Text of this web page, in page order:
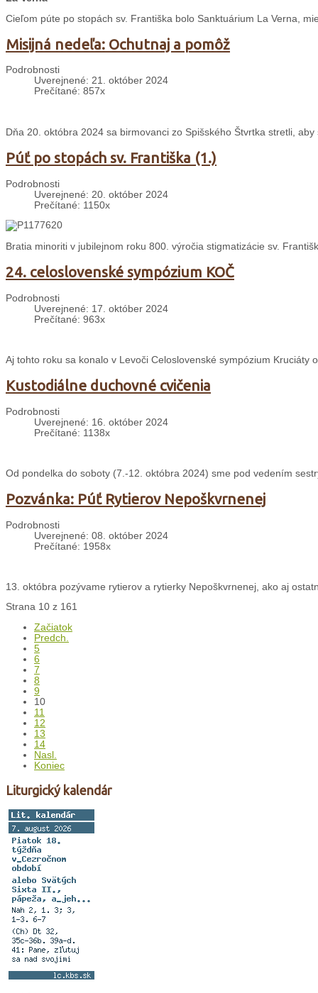
Cieľom púte po stopách sv. Františka bolo Sanktuárium La Verna,
Misijná nedeľa: Ochutnaj a pomôž
Podrobnosti
Uverejnené: 21. október 2024
Prečítané: 857x
Dňa 20. októbra 2024 sa birmovanci zo Spišského Štvrtka stretli,
Púť po stopách sv. Františka (1.)
Podrobnosti
Uverejnené: 20. október 2024
Prečítané: 1150x
Bratia minoriti v jubilejnom roku 800. výročia stigmatizácie sv.
24. celoslovenské sympózium KOČ
Podrobnosti
Uverejnené: 17. október 2024
Prečítané: 963x
Aj tohto roku sa konalo v Levoči Celoslovenské sympózium
Kustodiálne duchovné cvičenia
Podrobnosti
Uverejnené: 16. október 2024
Prečítané: 1138x
Od pondelka do soboty (7.-12. októbra 2024) sme pod vedením
Pozvánka: Púť Rytierov Nepoškvrnenej
Podrobnosti
Uverejnené: 08. október 2024
Prečítané: 1958x
13. októbra pozývame rytierov a rytierky Nepoškvrnenej, ako aj
Strana 10 z 161
Začiatok
Predch.
5
6
7
8
9
10
11
12
13
14
Nasl.
Koniec
Liturgický kalendár